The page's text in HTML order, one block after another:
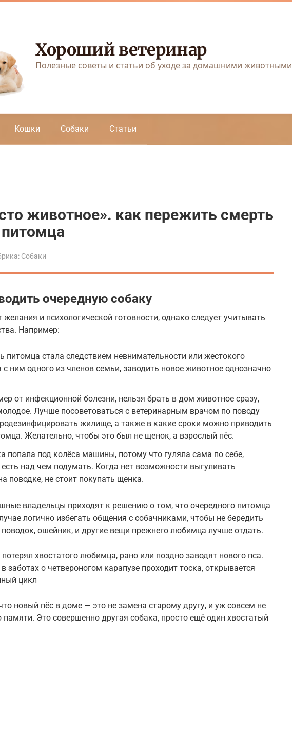
Хороший ветеринар
Полезные советы и статьи об уходе за домашними животными
Кошки Собаки Статьи
животное». как пережить смерть
Собаки
очередную собаку
желания и психологической готовности, однако следует учитывать
Например:
питомца стала следствием невнимательности или жестокого
ним одного из членов семьи, заводить новое животное однозначно
от инфекционной болезни, нельзя брать в дом животное сразу,
Лучше посоветоваться с ветеринарным врачом по поводу
жилище, а также в какие сроки можно приводить
Желательно, чтобы это был не щенок, а взрослый пёс.
попала под колёса машины, потому что гуляла сама по себе,
над чем подумать. Когда нет возможности выгуливать
поводке, не стоит покупать щенка.
владельцы приходят к решению о том, что очередного питомца
логично избегать общения с собачниками, чтобы не бередить
ошейник, и другие вещи прежнего любимца лучше отдать.
потерял хвостатого любимца, рано или поздно заводят нового пса.
заботах о четвероногом карапузе проходит тоска, открывается
цикл
новый пёс в доме — это не замена старому другу, и уж совсем не
памяти. Это совершенно другая собака, просто ещё один хвостатый